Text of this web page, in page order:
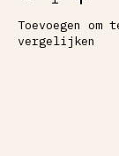
Toevoegen om
vergelijken